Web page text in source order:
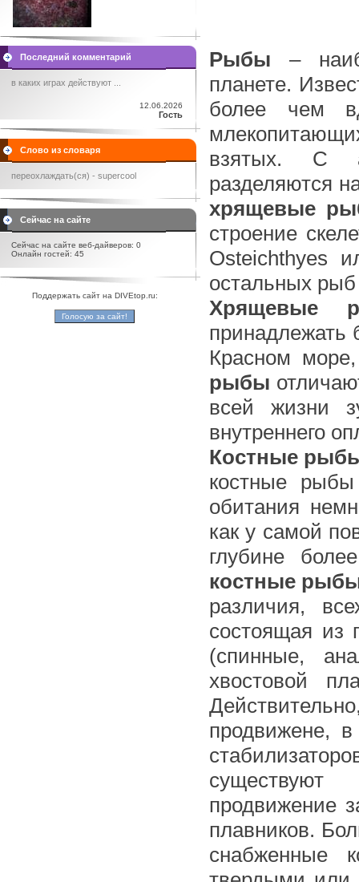
Последний комментарий
в каких играх действуют ...
12.06.2026
Гость
Слово из словаря
переохлаждать(ся) - supercool
Сейчас на сайте
Сейчас на сайте веб-дайверов: 0
Онлайн гостей: 45
Поддержать сайт на DIVEtop.ru:
Рыбы –
планете.
более чем
взятых. С
разделяются
хрящевые
строение
Osteichthyes
остальных
принадлежать
Красном
рыбы
всей жизни
внутреннего
Костные
костные
обитания
как у самой
глубине
костные
различия,
состоящая
(спинные,
хвостовой
продвижене,
продвижение
плавников.
снабженные